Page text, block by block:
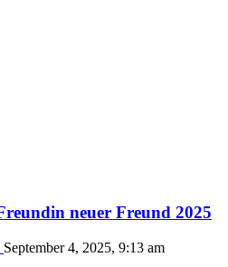
neuer Freund 2025
September 4, 2025, 9:13 am